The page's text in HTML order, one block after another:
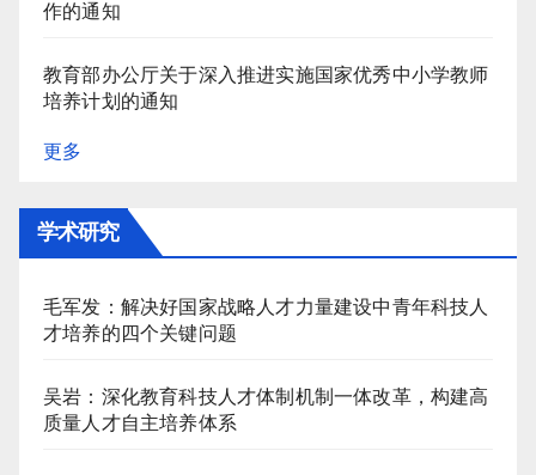
作的通知
教育部办公厅关于深入推进实施国家优秀中小学教师
培养计划的通知
更多
学术研究
毛军发：解决好国家战略人才力量建设中青年科技人
才培养的四个关键问题
吴岩：深化教育科技人才体制机制一体改革，构建高
质量人才自主培养体系